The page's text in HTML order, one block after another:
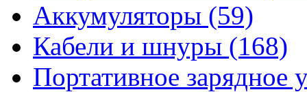
Аккумуляторы (59)
Кабели и шнуры (168)
Портативное зарядное